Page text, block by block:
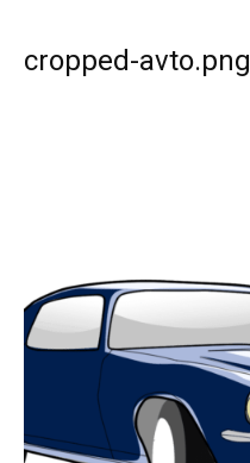
cropped-avto.png